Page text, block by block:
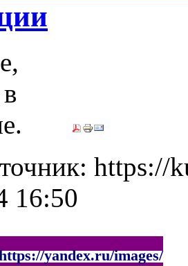
https://
16:50
yandex.ru/images/